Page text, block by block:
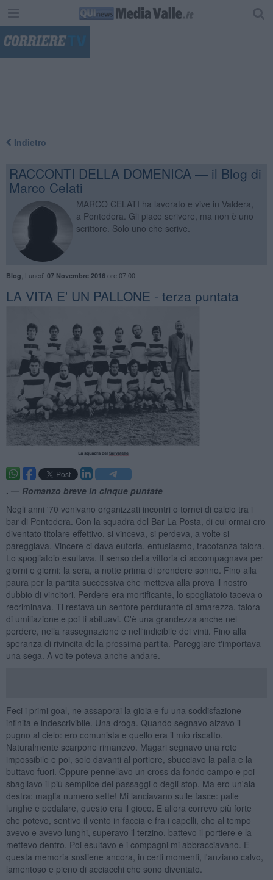
Indietro
RACCONTI DELLA DOMENICA — il Blog di
Marco Celati
MARCO CELATI ha lavorato e vive in Valdera,
a Pontedera. Gli piace scrivere, ma non è uno
scrittore. Solo uno che scrive.
Blog Lunedì 07 Novembre 2016ore 07:00
LA VITA E' UN PALLONE - terza puntata
. — Romanzo breve in cinque puntate
Negli anni '70 venivano organizzati incontri o tornei di calcio tra i
bar di Pontedera. Con la squadra del Bar La Posta, di cui ormai ero
diventato titolare effettivo, si vinceva, si perdeva, a volte si
pareggiava. Vincere ci dava euforia, entusiasmo, tracotanza talora.
Lo spogliatoio esultava. Il senso della vittoria ci accompagnava per
giorni e giorni: la sera, a notte prima di prendere sonno. Fino alla
paura per la partita successiva che metteva alla prova il nostro
dubbio di vincitori. Perdere era mortificante, lo spogliatoio taceva o
recriminava. Ti restava un sentore perdurante di amarezza, talora
di umiliazione e poi ti abituavi. C'è una grandezza anche nel
perdere, nella rassegnazione e nell'indicibile dei vinti. Fino alla
speranza di rivincita della prossima partita. Pareggiare t'importava
una sega. A volte poteva anche andare.
Feci i primi goal, ne assaporai la gioia e fu una soddisfazione
infinita e indescrivibile. Una droga. Quando segnavo alzavo il
pugno al cielo: ero comunista e quello era il mio riscatto.
Naturalmente scarpone rimanevo. Magari segnavo una rete
impossibile e poi, solo davanti al portiere, sbucciavo la palla e la
buttavo fuori. Oppure pennellavo un cross da fondo campo e poi
sbagliavo il più semplice dei passaggi o degli stop. Ma ero un'ala
destra: maglia numero sette! Mi lanciavano sulle fasce: palle
lunghe e pedalare, questo era il gioco. E allora correvo più forte
che potevo, sentivo il vento in faccia e fra i capelli, che al tempo
avevo e avevo lunghi, superavo il terzino, battevo il portiere e la
mettevo dentro. Poi esultavo e i compagni mi abbracciavano. E
questa memoria sostiene ancora, in certi momenti, l'anziano calvo,
lamentoso e pieno di acciacchi che sono diventato.